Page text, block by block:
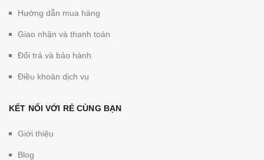
Hướng dẫn mua hàng
Giao nhận và thanh toán
Đổi trả và bảo hành
Điều khoản dịch vụ
KẾT NỐI VỚI RẺ CÙNG BẠN
Giới thiệu
Blog